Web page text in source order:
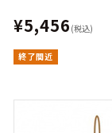
¥5,456 (税込)
終了間近